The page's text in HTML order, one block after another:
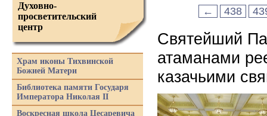
← 438
Святейший
атаманами
казачьими
Духовно-
просветительский
центр
Храм иконы Тихвинской
Божией Матери
Библиотека памяти Государя
Императора Николая II
Воскресная школа Цесаревича